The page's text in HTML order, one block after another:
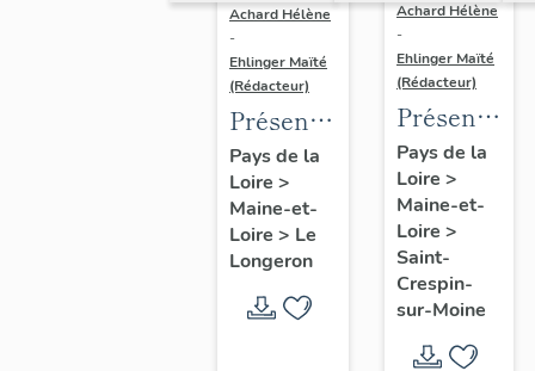
Achard Hélène
-
Ehlinger Maïté
(Rédacteur)
Présentation
du
patrimoine
industriel
de la
commune
du
Pays de la
Loire >
Maine-et-
Loire > Le
Longeron
Achard Hélène
-
Ehlinger Maïté
(Rédacteur)
du
patrimoine
industriel
de la
commune
de Saint-
Crespin-
Pays de la
Loire >
Maine-et-
Loire >
Saint-
Crespin-
sur-Moine